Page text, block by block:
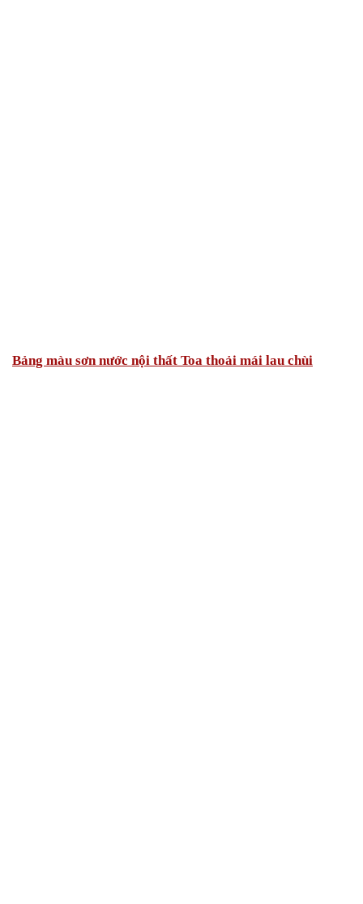
Bảng màu sơn nước nội thất Toa thoải mái lau chùi